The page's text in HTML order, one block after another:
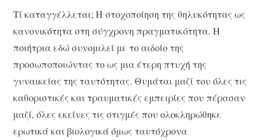
Τί καταγγέλλεται; Η στοχοποίηση της θηλυκότητας ως
κανονικότητα στη σύγχρονη πραγματικότητα. Η
ποιήτρια εδώ συνομιλεί με το αιδοίο της
προσωποποιώντας το ως μια έτερη πτυχή της
γυναικείας της ταυτότητας. Θυμάται μαζί του όλες τις
καθοριστικές και τραυματικές εμπειρίες που πέρασαν
μαζί, όλες εκείνες τις στιγμές που ολοκληρώθηκε
ερωτικά και βιολογικά όμως ταυτόχρονα